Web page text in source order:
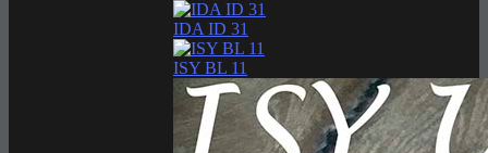
IDA ID 31
ISY BL 11